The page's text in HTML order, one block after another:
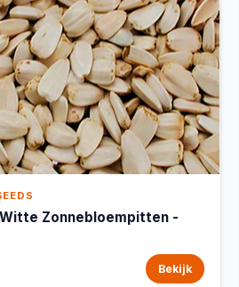
Zonnebloempitten -
Bekijk